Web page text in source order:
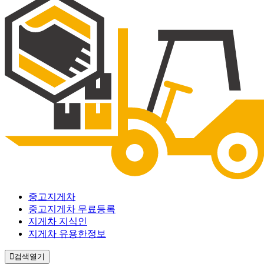
중고지게차
중고지게차 무료등록
지게차 지식인
지게차 유용한정보
검색열기